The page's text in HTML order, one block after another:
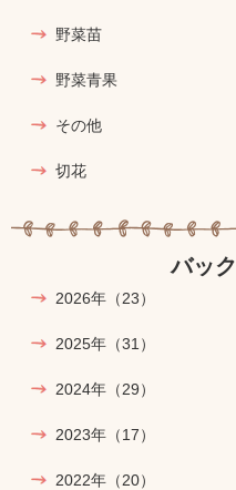
野菜苗
野菜青果
その他
切花
バッ
2026年 （23）
2025年 （31）
2024年 （29）
2023年 （17）
2022年 （20）